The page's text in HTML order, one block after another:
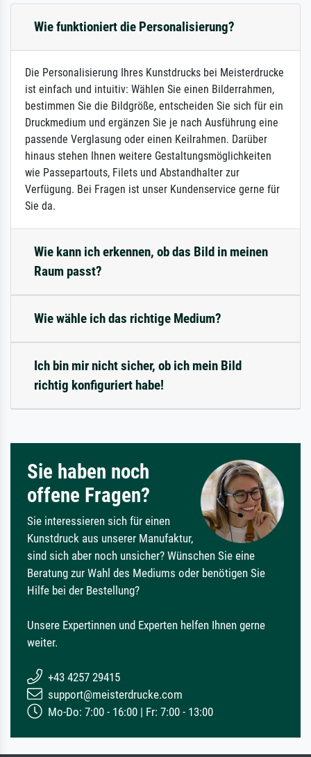
Wie funktioniert die Personalisierung?
Die Personalisierung Ihres Kunstdrucks bei Meisterdrucke
ist einfach und intuitiv: Wählen Sie einen Bilderrahmen,
bestimmen Sie die Bildgröße, entscheiden Sie sich für ein
Druckmedium und ergänzen Sie je nach Ausführung eine
passende Verglasung oder einen Keilrahmen. Darüber
hinaus stehen Ihnen weitere Gestaltungsmöglichkeiten
wie Passepartouts, Filets und Abstandhalter zur
Verfügung. Bei Fragen ist unser Kundenservice gerne für
Sie da.
Wie kann ich erkennen, ob das Bild in meinen
Raum passt?
Wie wähle ich das richtige Medium?
Ich bin mir nicht sicher, ob ich mein Bild
richtig konfiguriert habe!
Sie haben noch
offene Fragen?
Sie interessieren sich für einen
Kunstdruck aus unserer Manufaktur,
sind sich aber noch unsicher? Wünschen Sie eine
Beratung zur Wahl des Mediums oder benötigen Sie
Hilfe bei der Bestellung?
Unsere Expertinnen und Experten helfen Ihnen gerne
weiter.
+43 4257 29415
support@meisterdrucke.com
Mo-Do: 7:00 - 16:00 | Fr: 7:00 - 13:00